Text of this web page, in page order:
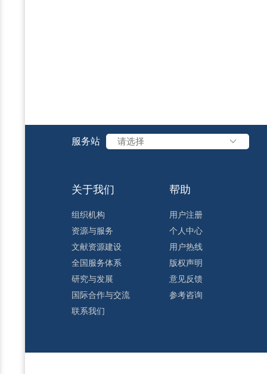
服务站 请选择
关于我们
组织机构
资源与服务
文献资源建设
全国服务体系
研究与发展
国际合作与交流
联系我们
帮助
用户注册
个人中心
用户热线
版权声明
意见反馈
参考咨询